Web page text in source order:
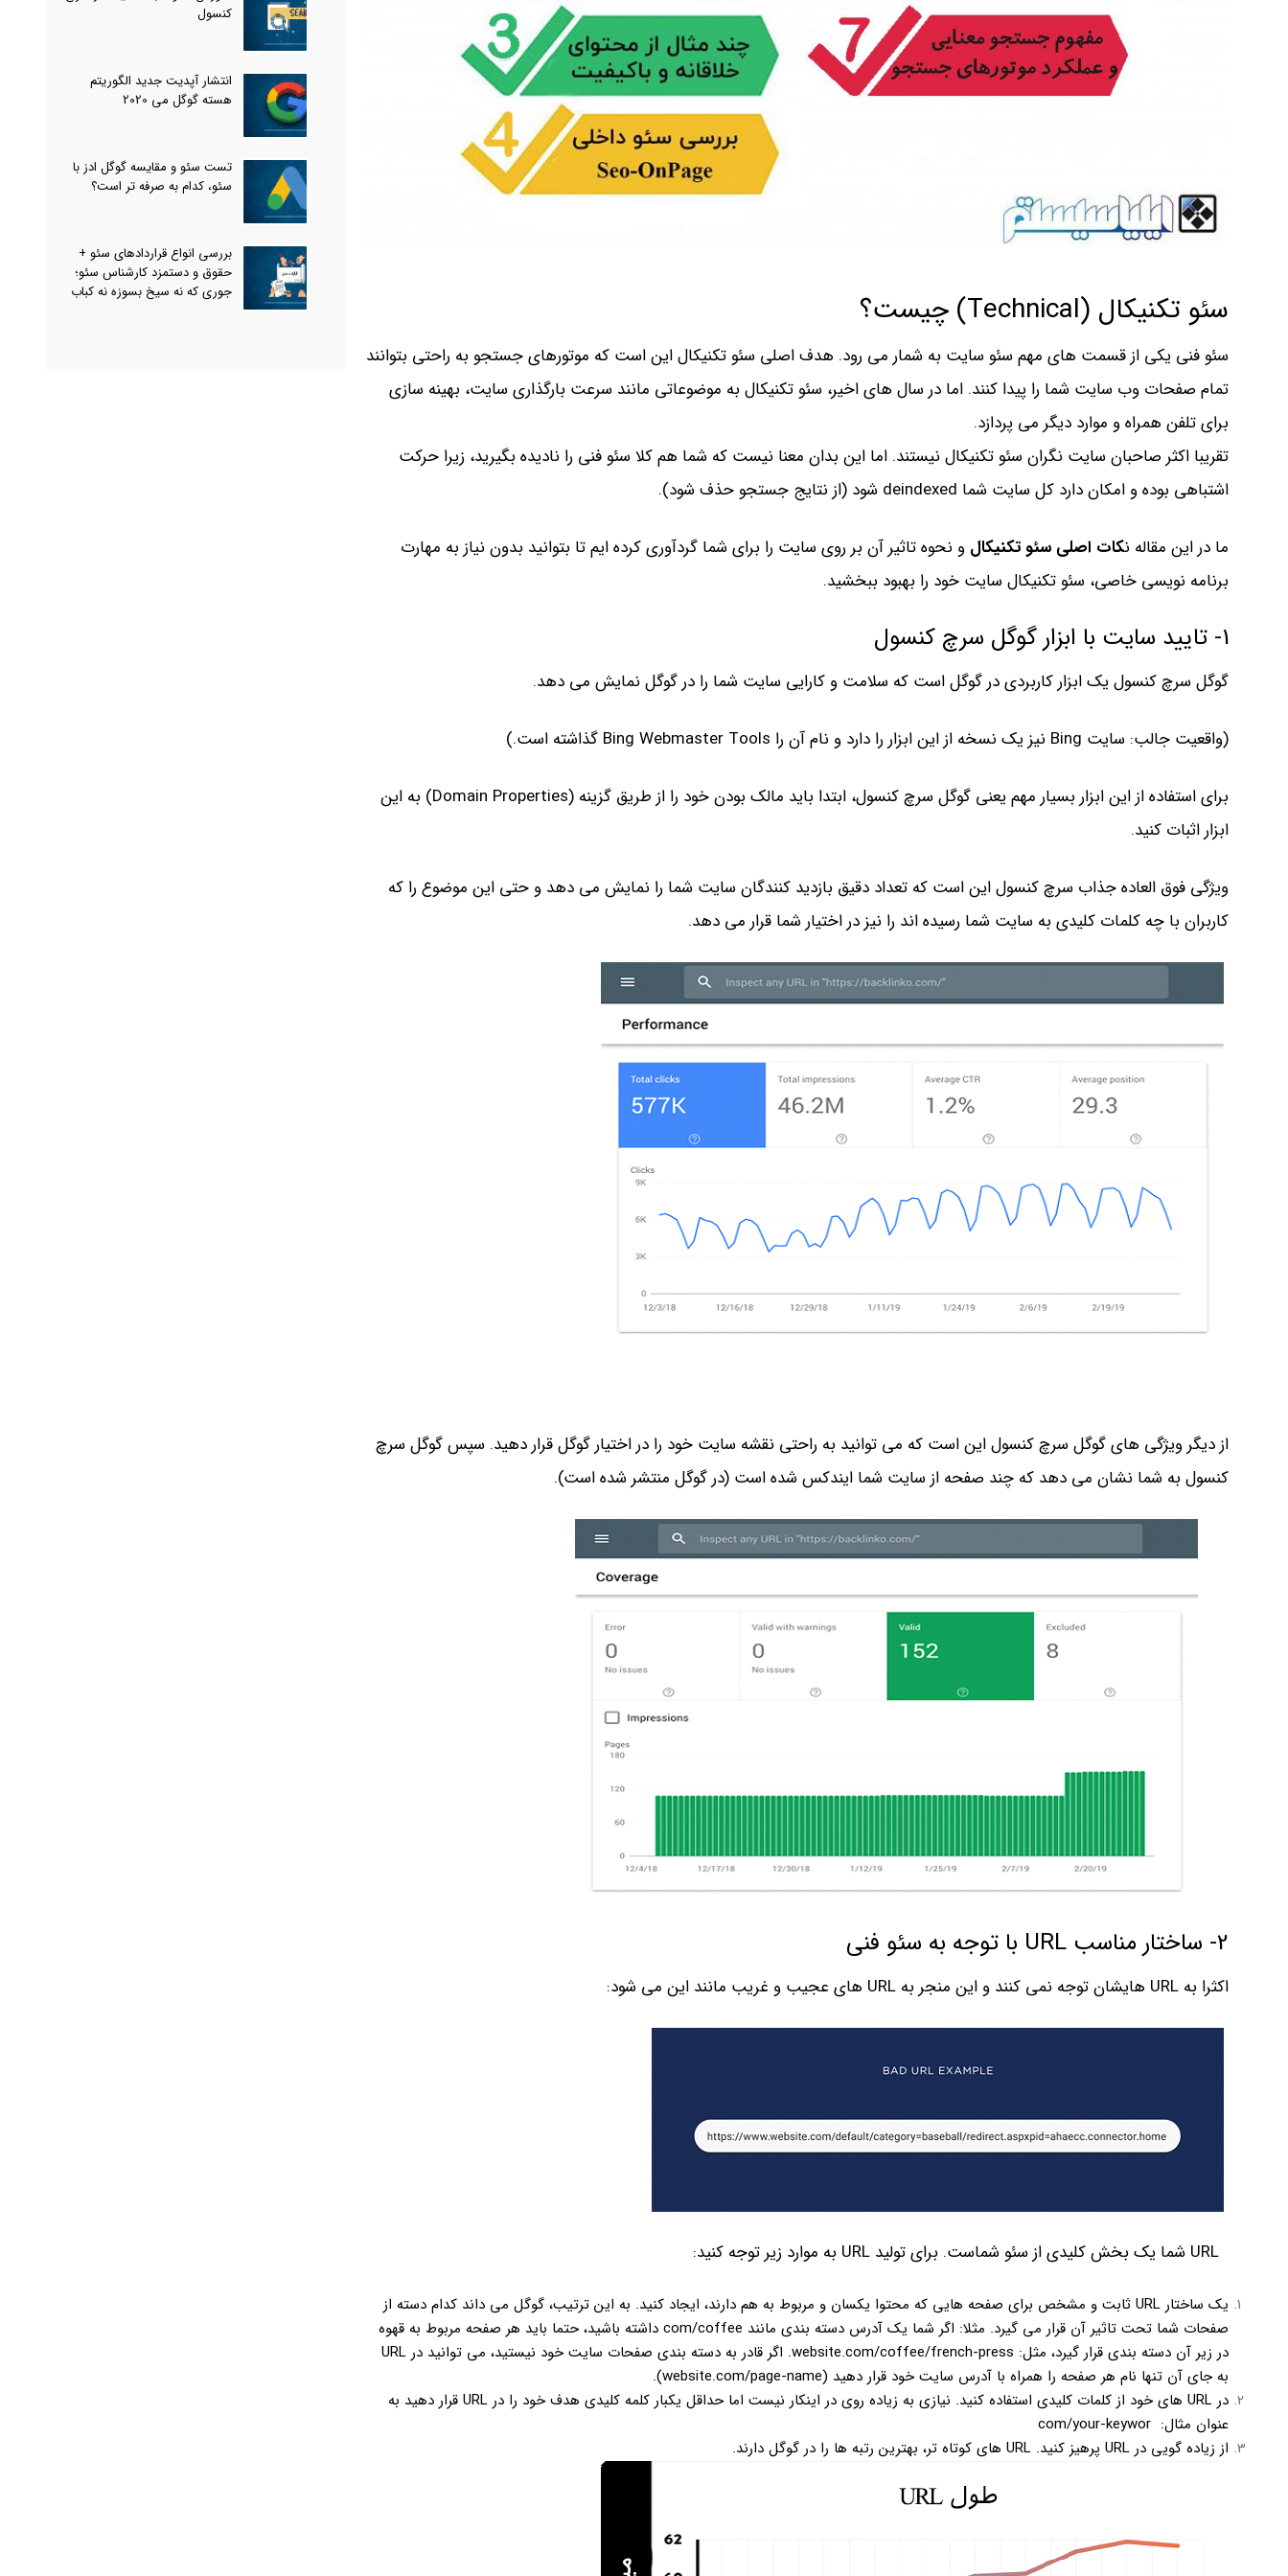
سئو تکنیکال (Technical) چیست؟
سئو فنی یکی از قسمت های مهم سئو سایت به شمار می رود. هدف اصلی سئو تکنیکال این است که موتورهای جستجو به راحتی بتوانند
تمام صفحات وب سایت شما را پیدا کنند. اما در سال های اخیر، سئو تکنیکال به موضوعاتی مانند سرعت بارگذاری سایت، بهینه سازی
برای تلفن همراه و موارد دیگر می پردازد.
تقریبا اکثر صاحبان سایت نگران سئو تکنیکال نیستند. اما این بدان معنا نیست که شما هم کلا سئو فنی را نادیده بگیرید، زیرا حرکت
اشتباهی بوده و امکان دارد کل سایت شما deindexed شود (از نتایج جستجو حذف شود).
ما در این مقاله نکات اصلی سئو تکنیکال و نحوه تاثیر آن بر روی سایت را برای شما گردآوری کرده ایم تا بتوانید بدون نیاز به مهارت
برنامه نویسی خاصی، سئو تکنیکال سایت خود را بهبود ببخشید.
1- تایید سایت با ابزار گوگل سرچ کنسول
گوگل سرچ کنسول یک ابزار کاربردی در گوگل است که سلامت و کارایی سایت شما را در گوگل نمایش می دهد.
(واقعیت جالب: سایت Bing نیز یک نسخه از این ابزار را دارد و نام آن را Bing Webmaster Tools گذاشته است.)
برای استفاده از این ابزار بسیار مهم یعنی گوگل سرچ کنسول، ابتدا باید مالک بودن خود را از طریق گزینه (Domain Properties) به این
ابزار اثبات کنید.
ویژگی فوق العاده جذاب سرچ کنسول این است که تعداد دقیق بازدید کنندگان سایت شما را نمایش می دهد و حتی این موضوع را که
کاربران با چه کلمات کلیدی به سایت شما رسیده اند را نیز در اختیار شما قرار می دهد.
از دیگر ویژگی های گوگل سرچ کنسول این است که می توانید به راحتی نقشه سایت خود را در اختیار گوگل قرار دهید. سپس گوگل سرچ
کنسول به شما نشان می دهد که چند صفحه از سایت شما ایندکس شده است (در گوگل منتشر شده است).
2- ساختار مناسب URL با توجه به سئو فنی
اکثرا به URL هایشان توجه نمی کنند و این منجر به URL های عجیب و غریب مانند این می شود:
یک ساختار URL ثابت و مشخص برای صفحه هایی که محتوا یکسان و مربوط به هم دارند، ایجاد کنید. به این ترتیب، گوگل می داند کدام دسته از
صفحات شما تحت تاثیر آن قرار می گیرد. مثلا: اگر شما یک آدرس دسته بندی مانند com/coffee داشته باشید، حتما باید هر صفحه مربوط به قهوه
در زیر آن دسته بندی قرار گیرد، مثل: website.com/coffee/french-press. اگر قادر به دسته بندی صفحات سایت خود نیستید، می توانید در URL
به جای آن تنها نام هر صفحه را همراه با آدرس سایت خود قرار دهید (website.com/page-name).
در URL های خود از کلمات کلیدی استفاده کنید. نیازی به زیاده روی در اینکار نیست اما حداقل یکبار کلمه کلیدی هدف خود را در URL قرار دهید به
عنوان مثال: com/your-keywor
از زیاده گویی در URL پرهیز کنید. URL های کوتاه تر، بهترین رتبه ها را در گوگل دارند.
کنسول
انتشار آپدیت جدید الگوریتم
هسته گوگل می 2020
تست سئو و مقایسه گوگل ادز با
سئو، کدام به صرفه تر است؟
بررسی انواع قراردادهای سئو +
حقوق و دستمزد کارشناس سئو؛
جوری که نه سیخ بسوزه نه کباب